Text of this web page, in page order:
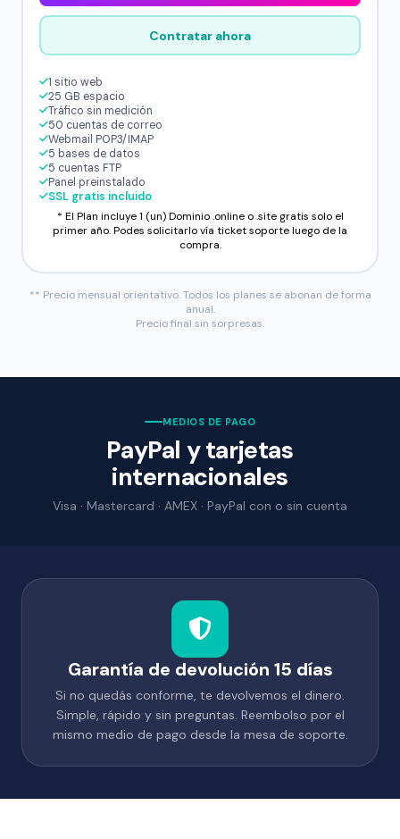
Contratar ahora
1 sitio web
25 GB espacio
Tráfico sin medición
50 cuentas de correo
Webmail POP3/IMAP
5 bases de datos
5 cuentas FTP
Panel preinstalado
SSL gratis incluido
* El Plan incluye 1 (un) Dominio .online o .site gratis solo el
primer año. Podes solicitarlo vía ticket soporte luego de la
compra.
** Precio mensual orientativo. Todos los planes se abonan de forma
anual.
Precio final sin sorpresas.
MEDIOS DE PAGO
PayPal y tarjetas
internacionales
Visa · Mastercard · AMEX · PayPal con o sin cuenta
Garantía de devolución 15 días
Si no quedás conforme, te devolvemos el dinero.
Simple, rápido y sin preguntas. Reembolso por el
mismo medio de pago desde la mesa de soporte.